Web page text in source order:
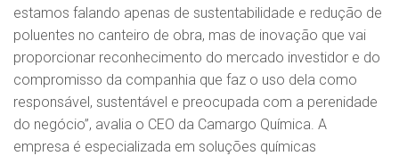
estamos falando apenas de sustentabilidade e redução de
poluentes no canteiro de obra, mas de inovação que vai
proporcionar reconhecimento do mercado investidor e do
compromisso da companhia que faz o uso dela como
responsável, sustentável e preocupada com a perenidade
do negócio”, avalia o CEO da Camargo Química. A
empresa é especializada em soluções químicas